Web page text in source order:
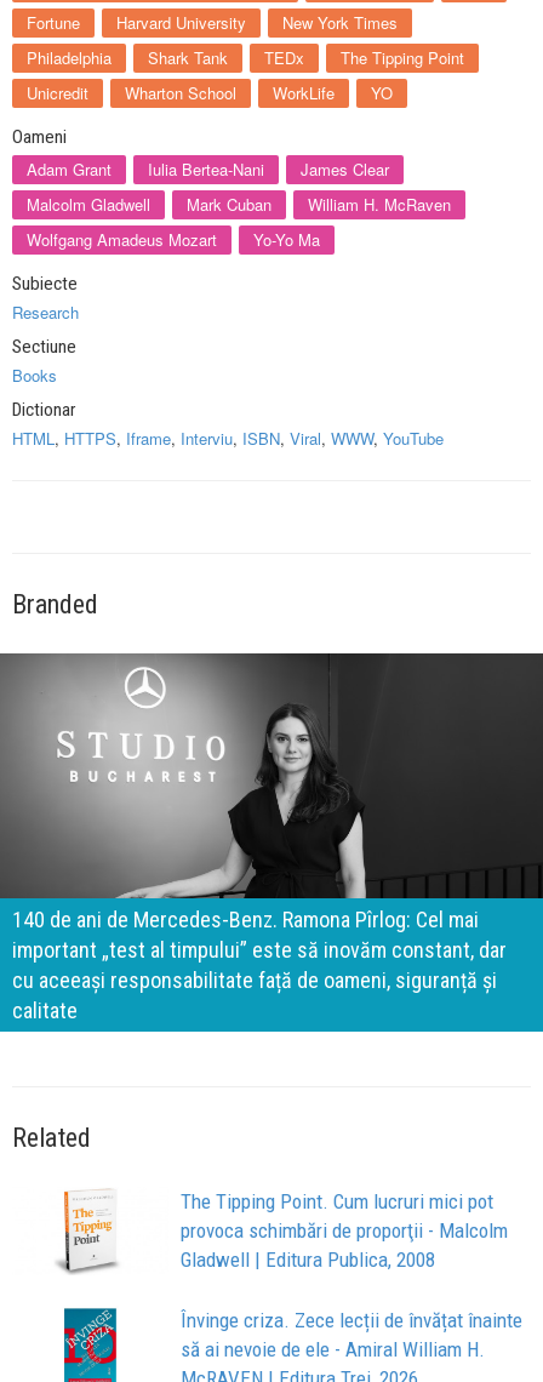
Fortune
Harvard University
New York Times
Philadelphia
Shark Tank TEDx
The Tipping Point
Unicredit
Wharton School WorkLife YO
Oameni
Adam Grant Iulia Bertea-Nani
James Clear
Malcolm Gladwell
Mark Cuban
William H. McRaven
Wolfgang Amadeus Mozart
Yo-Yo Ma
Subiecte
Research
Sectiune
Books
Dictionar
HTML , HTTPS, Iframe, Interviu, ISBN, Viral, WWW, YouTube
Branded
140 de ani de Mercedes-Benz. Ramona Pîrlog: Cel mai
important „test al timpului” este să inovăm constant, dar
cu aceeași responsabilitate față de oameni, siguranță și
calitate
Related
The Tipping Point. Cum lucruri mici pot
provoca schimbări de proporţii - Malcolm
Gladwell | Editura Publica, 2008
Învinge criza. Zece lecții de învățat înainte
să ai nevoie de ele - Amiral William H.